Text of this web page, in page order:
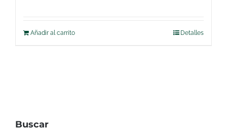
Añadir al carrito Detalles
Buscar